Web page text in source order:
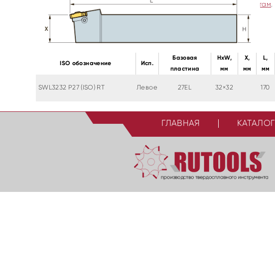
контактам.
ISO обозначение Исп.
Базовая
пластина
HxW,
мм
Х,
мм
L,
мм
SWL3232 P27 (ISO) RT Левое 27EL 32×32 170
ГЛАВНАЯ КАТАЛОГ